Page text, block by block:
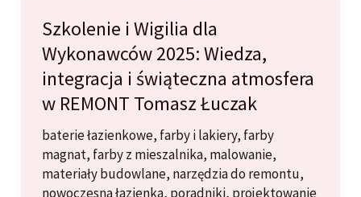
Szkolenie i Wigilia dla
Wykonawców 2025: Wiedza,
integracja i świąteczna atmosfera
w REMONT Tomasz Łuczak
baterie łazienkowe, farby i lakiery, farby
magnat, farby z mieszalnika, malowanie,
materiały budowlane, narzędzia do remontu,
nowoczesna łazienka, poradniki, projektowanie